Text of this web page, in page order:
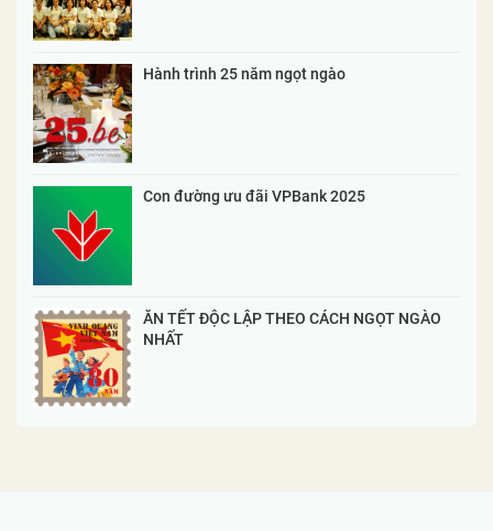
Hành trình 25 năm ngọt ngào
Con đường ưu đãi VPBank 2025
ĂN TẾT ĐỘC LẬP THEO CÁCH NGỌT NGÀO
NHẤT